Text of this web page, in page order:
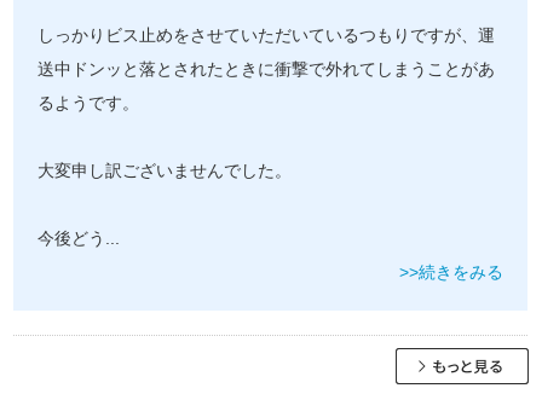
しっかりビス止めをさせていただいているつもりですが、運
送中ドンッと落とされたときに衝撃で外れてしまうことがあ
るようです。
大変申し訳ございませんでした。
今後どう ...
>>続きをみる